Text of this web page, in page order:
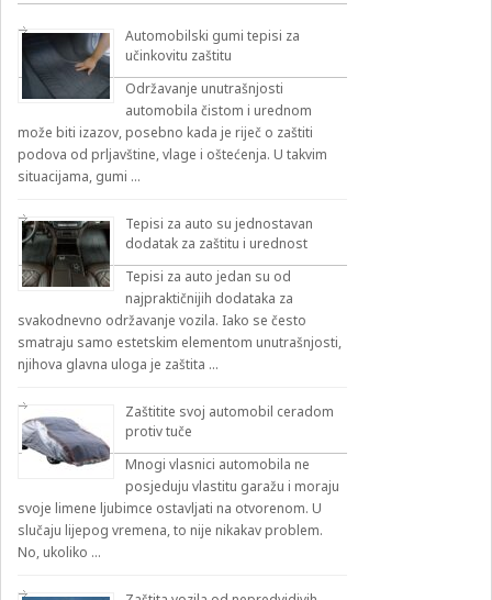
Automobilski gumi tepisi za
učinkovitu zaštitu
Održavanje unutrašnjosti
automobila čistom i urednom
može biti izazov, posebno kada je riječ o zaštiti
podova od prljavštine, vlage i oštećenja. U takvim
situacijama, gumi …
Tepisi za auto su jednostavan
dodatak za zaštitu i urednost
Tepisi za auto jedan su od
najpraktičnijih dodataka za
svakodnevno održavanje vozila. Iako se često
smatraju samo estetskim elementom unutrašnjosti,
njihova glavna uloga je zaštita …
Zaštitite svoj automobil ceradom
protiv tuče
Mnogi vlasnici automobila ne
posjeduju vlastitu garažu i moraju
svoje limene ljubimce ostavljati na otvorenom. U
slučaju lijepog vremena, to nije nikakav problem.
No, ukoliko …